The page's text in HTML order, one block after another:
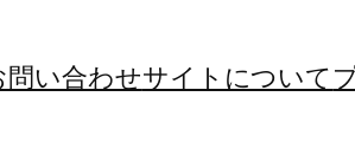
問い合わせサイトについて